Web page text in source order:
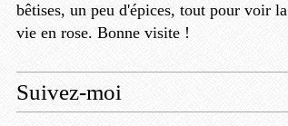
bêtises, un peu d'épices, tout pour voir la
vie en rose. Bonne visite !
Suivez-moi